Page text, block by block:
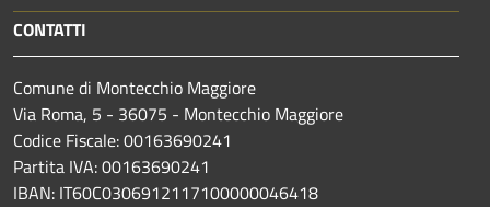
CONTATTI
Comune di Montecchio Maggiore
Via Roma, 5 - 36075 - Montecchio Maggiore
Codice Fiscale: 00163690241
Partita IVA: 00163690241
IBAN: IT60C0306912117100000046418